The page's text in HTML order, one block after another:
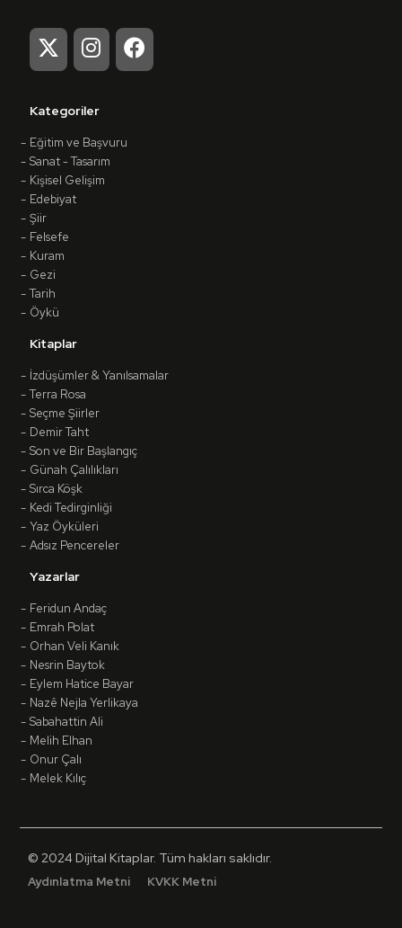
Kategoriler
Eğitim ve Başvuru
Sanat - Tasarım
Kişisel Gelişim
Edebiyat
Şiir
Felsefe
Kuram
Gezi
Tarih
Öykü
Kitaplar
İzdüşümler & Yanılsamalar
Terra Rosa
Seçme Şiirler
Demir Taht
Son ve Bir Başlangıç
Günah Çalılıkları
Sırca Köşk
Kedi Tedirginliği
Yaz Öyküleri
Adsız Pencereler
Yazarlar
Feridun Andaç
Emrah Polat
Orhan Veli Kanık
Nesrin Baytok
Eylem Hatice Bayar
Nazê Nejla Yerlikaya
Sabahattin Ali
Melih Elhan
Onur Çalı
Melek Kılıç
© 2024 Dijital Kitaplar. Tüm hakları saklıdır.
Aydınlatma Metni KVKK Metni